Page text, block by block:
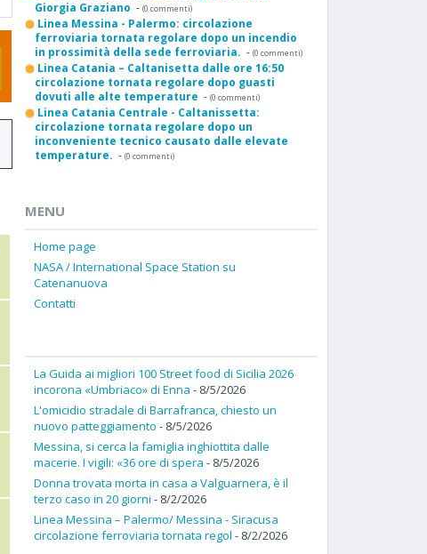
Giorgia Graziano - (0 commenti)
Linea Messina - Palermo: circolazione
ferroviaria tornata regolare dopo un incendio
in prossimità della sede ferroviaria. - (0 commenti)
Linea Catania – Caltanisetta dalle ore 16:50
circolazione tornata regolare dopo guasti
dovuti alle alte temperature - (0 commenti)
Linea Catania Centrale - Caltanissetta:
circolazione tornata regolare dopo un
inconveniente tecnico causato dalle elevate
temperature. - (0 commenti)
MENU
Home page
NASA / International Space Station su
Catenanuova
Contatti
La Guida ai migliori 100 Street food di Sicilia 2026
incorona «Umbriaco» di Enna - 8/5/2026
L'omicidio stradale di Barrafranca, chiesto un
nuovo patteggiamento - 8/5/2026
Messina, si cerca la famiglia inghiottita dalle
macerie. I vigili: «36 ore di spera - 8/5/2026
Donna trovata morta in casa a Valguarnera, è il
terzo caso in 20 giorni - 8/2/2026
Linea Messina – Palermo/ Messina - Siracusa
circolazione ferroviaria tornata regol - 8/2/2026